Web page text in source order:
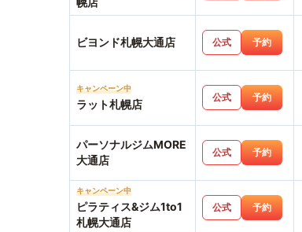
ビヨンド札幌大通店 公式 予約
キャンペーン中
ラット札幌店
公式 予約
パーソナルジムMORE
大通店
公式 予約
キャンペーン中
ピラティス&ジム1to1
札幌大通店
公式 予約